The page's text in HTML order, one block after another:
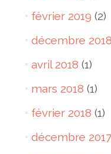
février 2019 (2)
décembre 2018
avril 2018 (1)
mars 2018 (1)
février 2018 (1)
décembre 2017